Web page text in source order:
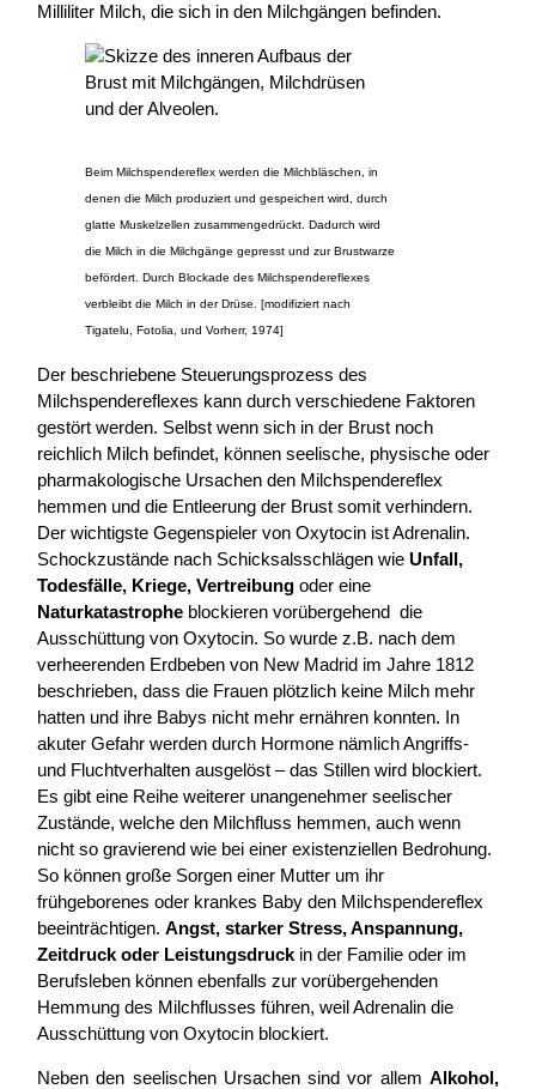
Milliliter Milch, die sich in den Milchgängen befinden.
Beim Milchspendereflex werden die Milchbläschen, in
denen die Milch produziert und gespeichert wird, durch
glatte Muskelzellen zusammengedrückt. Dadurch wird
die Milch in die Milchgänge gepresst und zur Brustwarze
befördert. Durch Blockade des Milchspendereflexes
verbleibt die Milch in der Drüse. [modifiziert nach
Tigatelu, Fotolia, und Vorherr, 1974]
Der beschriebene Steuerungsprozess des
Milchspendereflexes kann durch verschiedene Faktoren
gestört werden. Selbst wenn sich in der Brust noch
reichlich Milch befindet, können seelische, physische oder
pharmakologische Ursachen den Milchspendereflex
hemmen und die Entleerung der Brust somit verhindern.
Der wichtigste Gegenspieler von Oxytocin ist Adrenalin.
Schockzustände nach Schicksalsschlägen wieUnfall,
Todesfälle, Kriege, Vertreibung oder eine
Naturkatastrophe blockieren vorübergehend die
Ausschüttung von Oxytocin. So wurde z.B. nach dem
verheerenden Erdbeben von New Madrid im Jahre 1812
beschrieben, dass die Frauen plötzlich keine Milch mehr
hatten und ihre Babys nicht mehr ernähren konnten. In
akuter Gefahr werden durch Hormone nämlich Angriffs-
und Fluchtverhalten ausgelöst – das Stillen wird blockiert.
Es gibt eine Reihe weiterer unangenehmer seelischer
Zustände, welche den Milchfluss hemmen, auch wenn
nicht so gravierend wie bei einer existenziellen Bedrohung.
So können große Sorgen einer Mutter um ihr
frühgeborenes oder krankes Baby den Milchspendereflex
beeinträchtigen.Angst, starker Stress, Anspannung,
Zeitdruck oder Leistungsdruck in der Familie oder im
Berufsleben können ebenfalls zur vorübergehenden
Hemmung des Milchflusses führen, weil Adrenalin die
Ausschüttung von Oxytocin blockiert.
Neben den seelischen Ursachen sind vor allem Alkohol,